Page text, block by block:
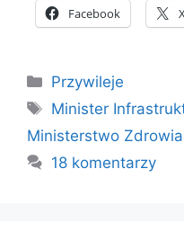
Facebook
Kategorie
Przywileje
Tagi
Minister
Ministerstwo Zdrowia
18 komentarzy